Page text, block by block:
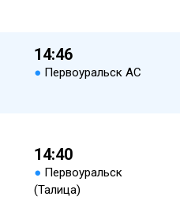
14:46
● Первоуральск АС
14:40
● Первоуральск
(Талица)